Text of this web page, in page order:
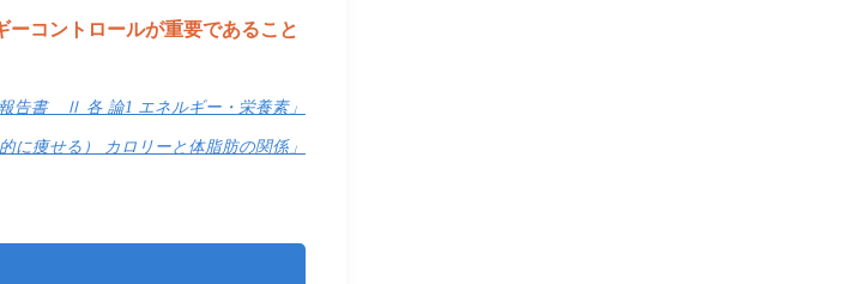
コントロールが重要であること
告書 Ⅱ 各 論1 エネルギー・栄養素」
に痩せる） カロリーと体脂肪の関係」